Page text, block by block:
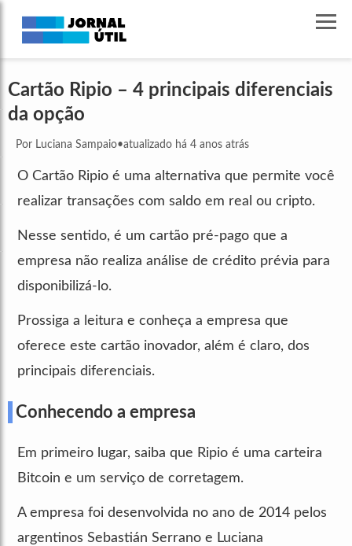
Cartão Ripio – 4 principais diferenciais
da opção
Por Luciana Sampaio•atualizado há 4 anos atrás
O Cartão Ripio é uma alternativa que permite você
realizar transações com saldo em real ou cripto.
Nesse sentido, é um cartão pré-pago que a
empresa não realiza análise de crédito prévia para
disponibilizá-lo.
Prossiga a leitura e conheça a empresa que
oferece este cartão inovador, além é claro, dos
principais diferenciais.
Conhecendo a empresa
Em primeiro lugar, saiba que Ripio é uma carteira
Bitcoin e um serviço de corretagem.
A empresa foi desenvolvida no ano de 2014 pelos
argentinos Sebastián Serrano e Luciana